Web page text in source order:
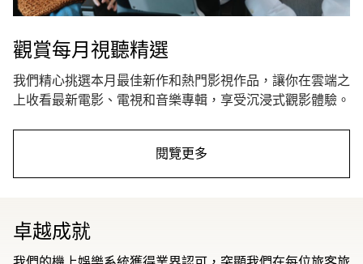
觀賞每月視聽精選
我們精心挑選本月最佳新作和熱門影視作品，讓你在雲端之
上收看最新電影、電視和音樂專輯，享受沉浸式觀影體驗。
閱覽更多
卓越成就